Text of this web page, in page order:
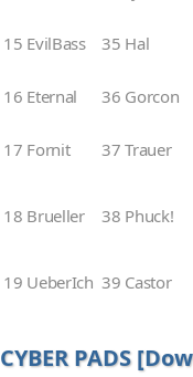
15 EvilBass 35 Hal
16 Eternal 36 Gorcon
17 Fornit 37 Trauer
18 Brueller 38 Phuck!
19 UeberIch 39 Castor
CYBER PADS